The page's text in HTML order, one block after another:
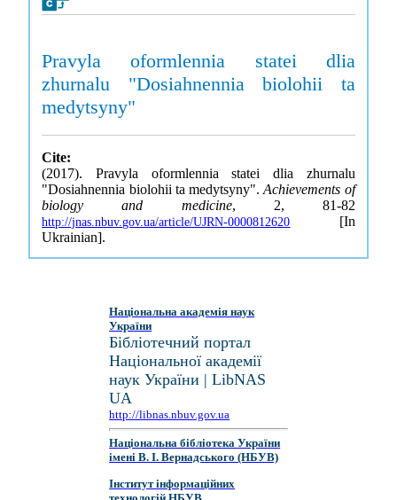
Pravyla oformlennia statei dlia
zhurnalu "Dosiahnennia biolohii ta
medytsyny"
Cite:
(2017). Pravyla oformlennia statei dlia zhurnalu
"Dosiahnennia biolohii ta medytsyny".Achievements of
biology and medicine, 2, 81-82
http://jnas.nbuv.gov.ua/article/UJRN-0000812620 [In
Ukrainian].
Національна академія наук
України
Бібліотечний портал
Національної академії
наук України | LibNAS
UA
http://libnas.nbuv.gov.ua
Національна бібліотека України
імені В. І. Вернадського (НБУВ)
Інститут інформаційних